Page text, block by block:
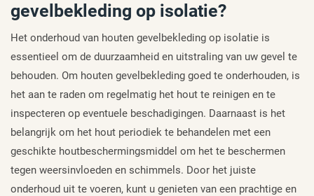
gevelbekleding op isolatie?
Het onderhoud van houten gevelbekleding op isolatie is
essentieel om de duurzaamheid en uitstraling van uw gevel te
behouden. Om houten gevelbekleding goed te onderhouden, is
het aan te raden om regelmatig het hout te reinigen en te
inspecteren op eventuele beschadigingen. Daarnaast is het
belangrijk om het hout periodiek te behandelen met een
geschikte houtbeschermingsmiddel om het te beschermen
tegen weersinvloeden en schimmels. Door het juiste
onderhoud uit te voeren, kunt u genieten van een prachtige en